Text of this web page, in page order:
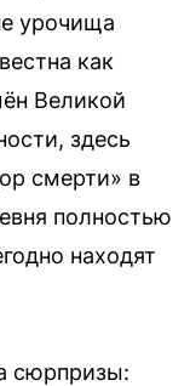
урочища
как
Великой
здесь
смерти» в
полностью
находят
сюрпризы: